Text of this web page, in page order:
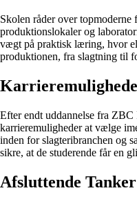
Skolen råder over topmoderne
produktionslokaler og
vægt på praktisk læring, hvor
produktionen, fra slagtning til
Efter endt uddannelse fra
karrieremuligheder at vælge
inden for slagteribranchen og
sikre, at de studerende får en
Afsluttende Tanker